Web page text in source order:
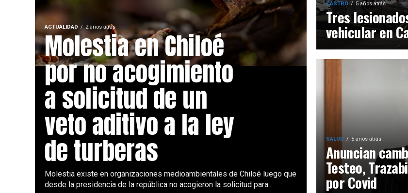
ACTUALIDAD 2 años atrás
Molestia en Chiloé
por no acogimiento
a solicitud de un
veto aditivo a la ley
de turberas
Molestia existe en organizaciones medioambientales de Chiloé luego que
desde la presidencia de la república no acogieron la solicitud para...
CASTRO 5 años atrás
Tres
vehicular en
SALUD 5 años atrás
Anuncian
Testeo,
por Covid